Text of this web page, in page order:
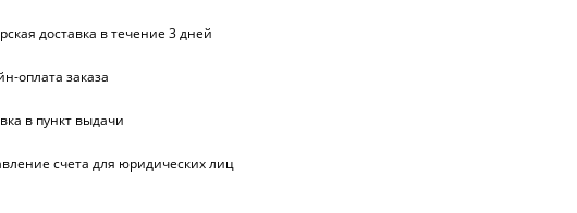
доставка в течение 3 дней
оплата заказа
в пункт выдачи
счета для юридических лиц